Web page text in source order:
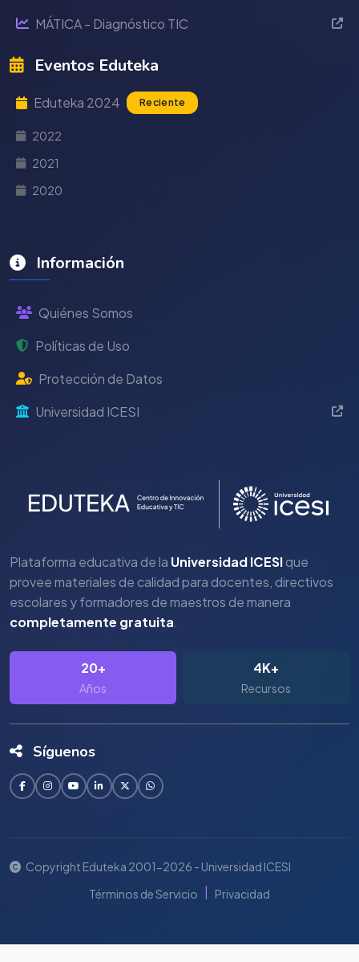
MÁTICA - Diagnóstico TIC
Eventos Eduteka
Eduteka 2024 Reciente
2022
2021
2020
Información
Quiénes Somos
Políticas de Uso
Protección de Datos
Universidad ICESI
Plataforma educativa de la Universidad ICESIque
provee materiales de calidad para docentes, directivos
escolares y formadores de maestros de manera
completamente gratuita.
20+
Años
4K+
Recursos
Síguenos
Copyright Eduteka 2001-2026 - Universidad ICESI
Términos de Servicio | Privacidad